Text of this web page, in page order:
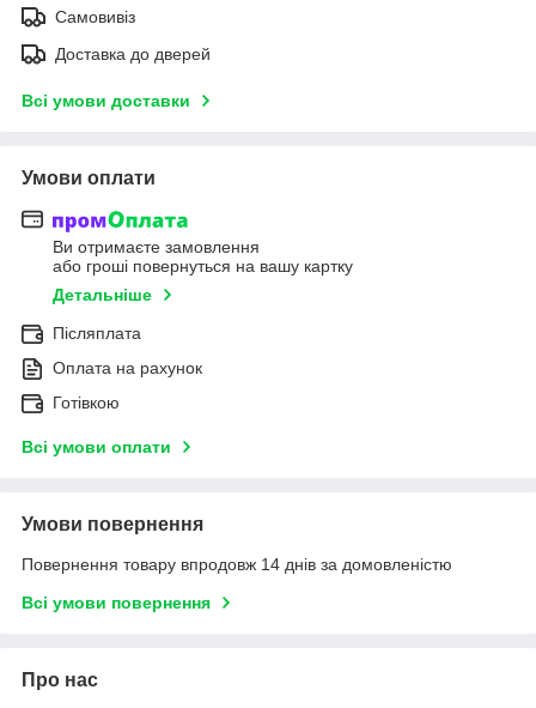
Самовивіз
Доставка до дверей
Всі умови доставки
Умови оплати
Ви отримаєте замовлення
або гроші повернуться на вашу картку
Детальніше
Післяплата
Оплата на рахунок
Готівкою
Всі умови оплати
Умови повернення
Повернення товару впродовж 14 днів за домовленістю
Всі умови повернення
Про нас